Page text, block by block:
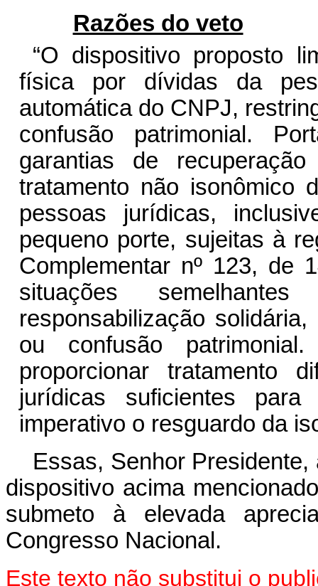
Razões do veto
“O dispositivo proposto
física por dívidas da
automática do CNPJ,
confusão patrimonial.
garantias de
tratamento não isonômico
pessoas jurídicas,
pequeno porte, sujeitas à
Complementar nº 123, de
situações
responsabilização
ou confusão
proporcionar tratamento
jurídicas suficientes
imperativo o resguardo da
Essas, Senhor
dispositivo acima
submeto à elevada
Congresso Nacional.
Este texto não substitui o